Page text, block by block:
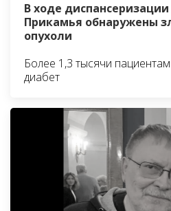
В ходе
Прикамья обнаружены
опухоли
Более 1,3 тысячи
диабет